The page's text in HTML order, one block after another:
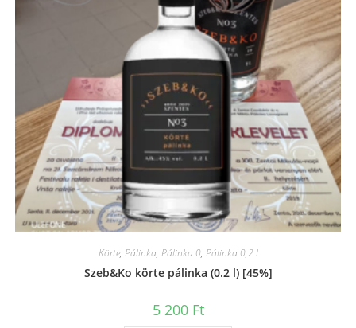
Körte, Pálinka, Pálinka 0, Pálinka 0,2 l
Szeb&Ko körte pálinka (0.2 l) [45%]
5 200 Ft